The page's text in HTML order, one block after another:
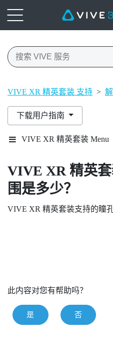
VIVE XR 精英套装 支持 >
下载用户指南
VIVE XR 精英套装 Menu
VIVE XR 精英
围是多少？
VIVE XR 精英套装支持的瞳
此内容对您有帮助吗？
是 否